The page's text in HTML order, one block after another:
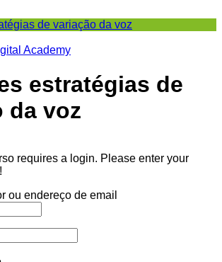
de variação da voz
estratégias de
da voz
requires a login. Please enter your
ou endereço de email